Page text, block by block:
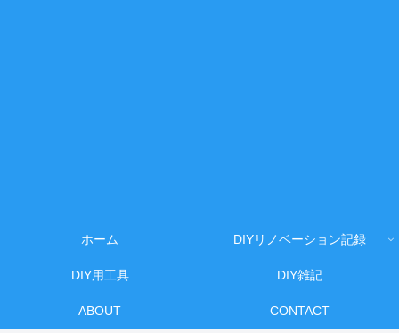
ホーム DIYリノベーション記録
DIY用工具 DIY雑記
ABOUT CONTACT